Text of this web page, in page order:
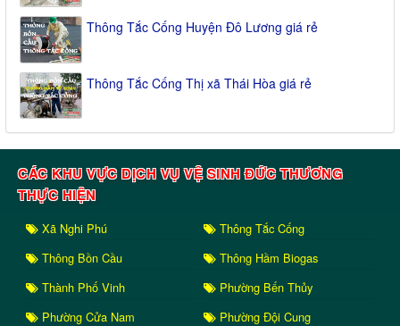
Thông Tắc Cống Huyện Đô Lương giá rẻ
Thông Tắc Cống Thị xã Thái Hòa giá rẻ
CÁC KHU VỰC DỊCH VỤ VỆ SINH ĐỨC THƯƠNG
THỰC HIỆN
Xã Nghi Phú
Thông Tắc Cống
Thông Bồn Cầu
Thông Hầm Biogas
Thành Phố Vinh
Phường Bến Thủy
Phường Cửa Nam
Phường Đội Cung